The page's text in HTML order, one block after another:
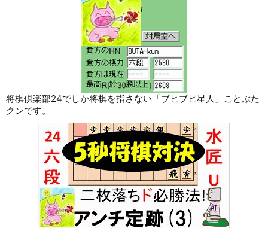
将棋倶楽部24でしか将棋を指さない「ブヒブヒ星人」ことぶた
クンです。